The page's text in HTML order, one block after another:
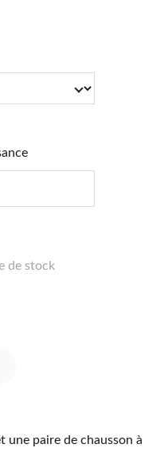
de stock
une paire de chausson à